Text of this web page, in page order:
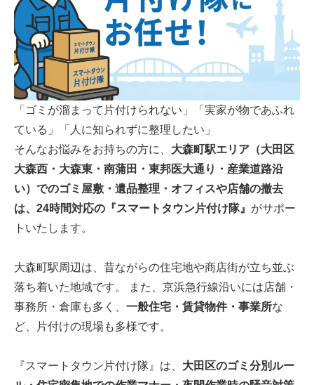
「ゴミが溜まって片付けられない」「実家が物であふれ
ている」「人に知られずに整理したい」
そんなお悩みをお持ちの方に、 大森町駅エリア（大田区
大森西・大森東・南蒲田・東邦医大通り・産業道路沿
い）でのゴミ屋敷・遺品整理・オフィスや店舗の撤去
は、24時間対応の『スマートタウン片付け隊』 がサポー
トいたします。
大森町駅周辺は、昔ながらの住宅地や商店街が立ち並ぶ
落ち着いた地域です。 また、京浜急行線沿いには店舗・
事務所・倉庫も多く、 一般住宅・賃貸物件・事業所な
ど、片付けの現場も多様です。
『スマートタウン片付け隊』は、 大田区のゴミ分別ルー